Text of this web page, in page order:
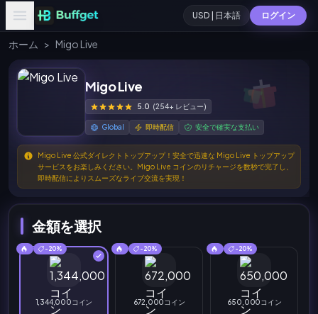
USD | 日本語 ログイン
ホーム > Migo Live
Migo Live
5.0 (254+ レビュー)
Global 即時配信 安全で確実な支払い
Migo Live 公式ダイレクトトップアップ！安全で迅速な Migo Live トップアップ
サービスをお楽しみください。Migo Live コインのリチャージを数秒で完了し、
即時配信によりスムーズなライブ交流を実現！
金額を選択
-20%
1,344,000コイン
-20%
672,000コイン
-20%
650,000コイン